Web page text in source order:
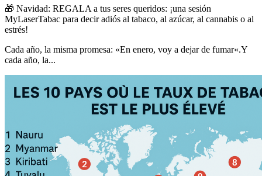
🎁 Navidad: REGALA a tus seres queridos: ¡una sesión
MyLaserTabac para decir adiós al tabaco, al azúcar, al cannabis o al
estrés!
Cada año, la misma promesa: «En enero, voy a dejar de fumar«.Y
cada año, la...